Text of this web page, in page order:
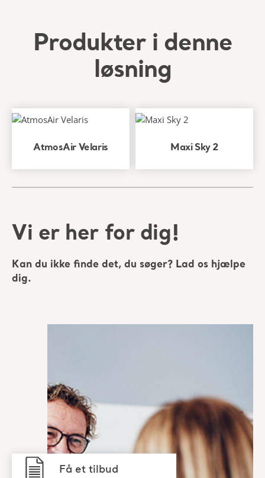
Produkter i denne
løsning
AtmosAir Velaris Maxi Sky 2
Vi er her for dig!
Kan du ikke finde det, du søger? Lad os hjælpe
dig.
Få et tilbud